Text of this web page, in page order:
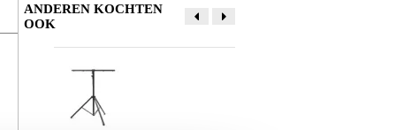
ANDEREN KOCHTEN
OOK